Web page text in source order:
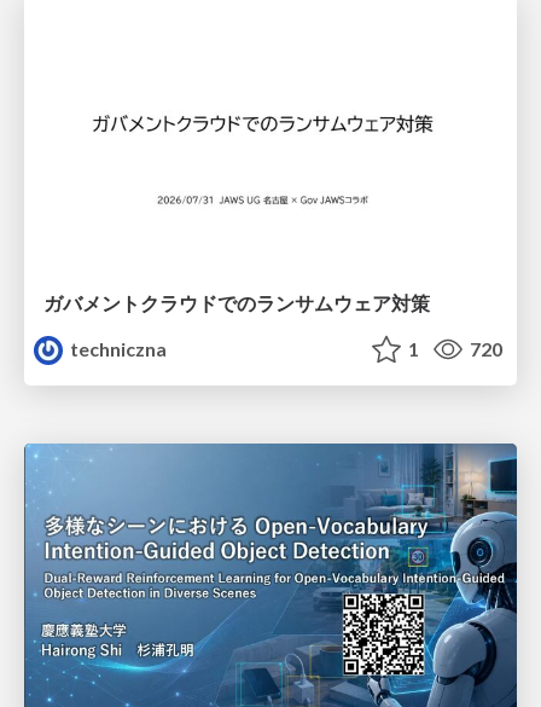
ガバメントクラウドでのランサムウェア対策
techniczna
1 720